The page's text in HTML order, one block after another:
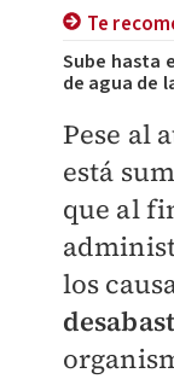
Te
Sube hasta
de agua de
Pese al
está
que al
los